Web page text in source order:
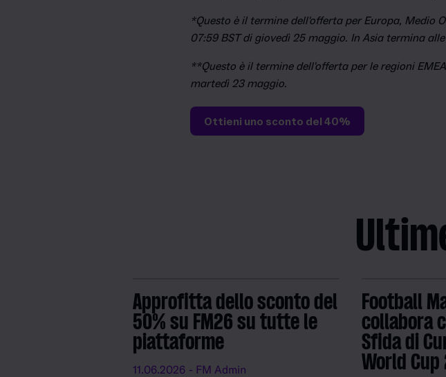
*Questo è il termine dell'offerta per Europa, Medio
07:59 BST di giovedì 25 maggio. In Asia termina
**Questo è il termine dell'offerta per le regioni
martedì 23 maggio.
Ottieni uno sconto del 40%
Approfitta dello sconto del
50% su FM26 su tutte le
piattaforme
11.06.2026 - FM Admin
Football
collabora
Sfida di
World